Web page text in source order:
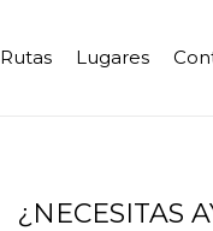
Rutas Lugares
¿NECESITAS